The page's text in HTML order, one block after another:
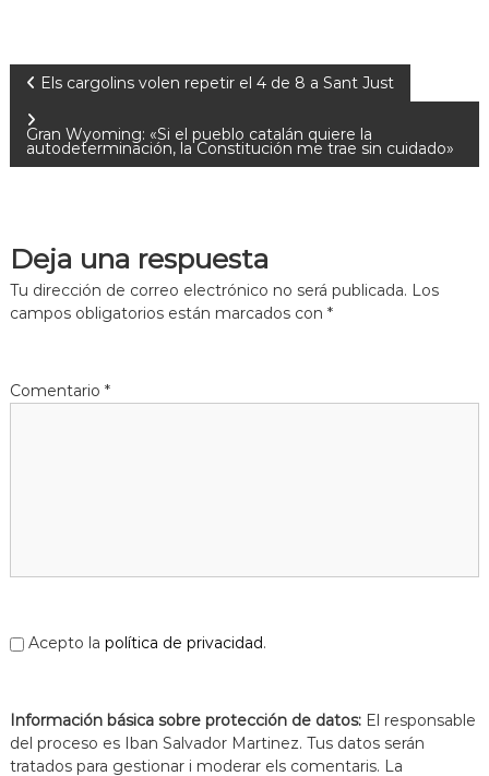
Els cargolins volen repetir el 4 de 8 a Sant Just
Gran Wyoming: «Si el pueblo catalán quiere la
autodeterminación, la Constitución me trae sin cuidado»
Deja una respuesta
Tu dirección de correo electrónico no será publicada. Los
campos obligatorios están marcados con *
Comentario *
Acepto la política de privacidad.
Información básica sobre protección de datos: El responsable
del proceso es Iban Salvador Martinez. Tus datos serán
tratados para gestionar i moderar els comentaris. La